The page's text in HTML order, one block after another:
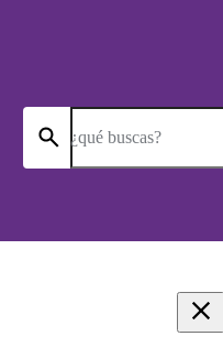
¿qué buscas?